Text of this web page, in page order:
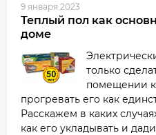
9 января 2023
Теплый пол как
доме
только
помещении
прогревать его как
Расскажем в каких
как его укладывать и